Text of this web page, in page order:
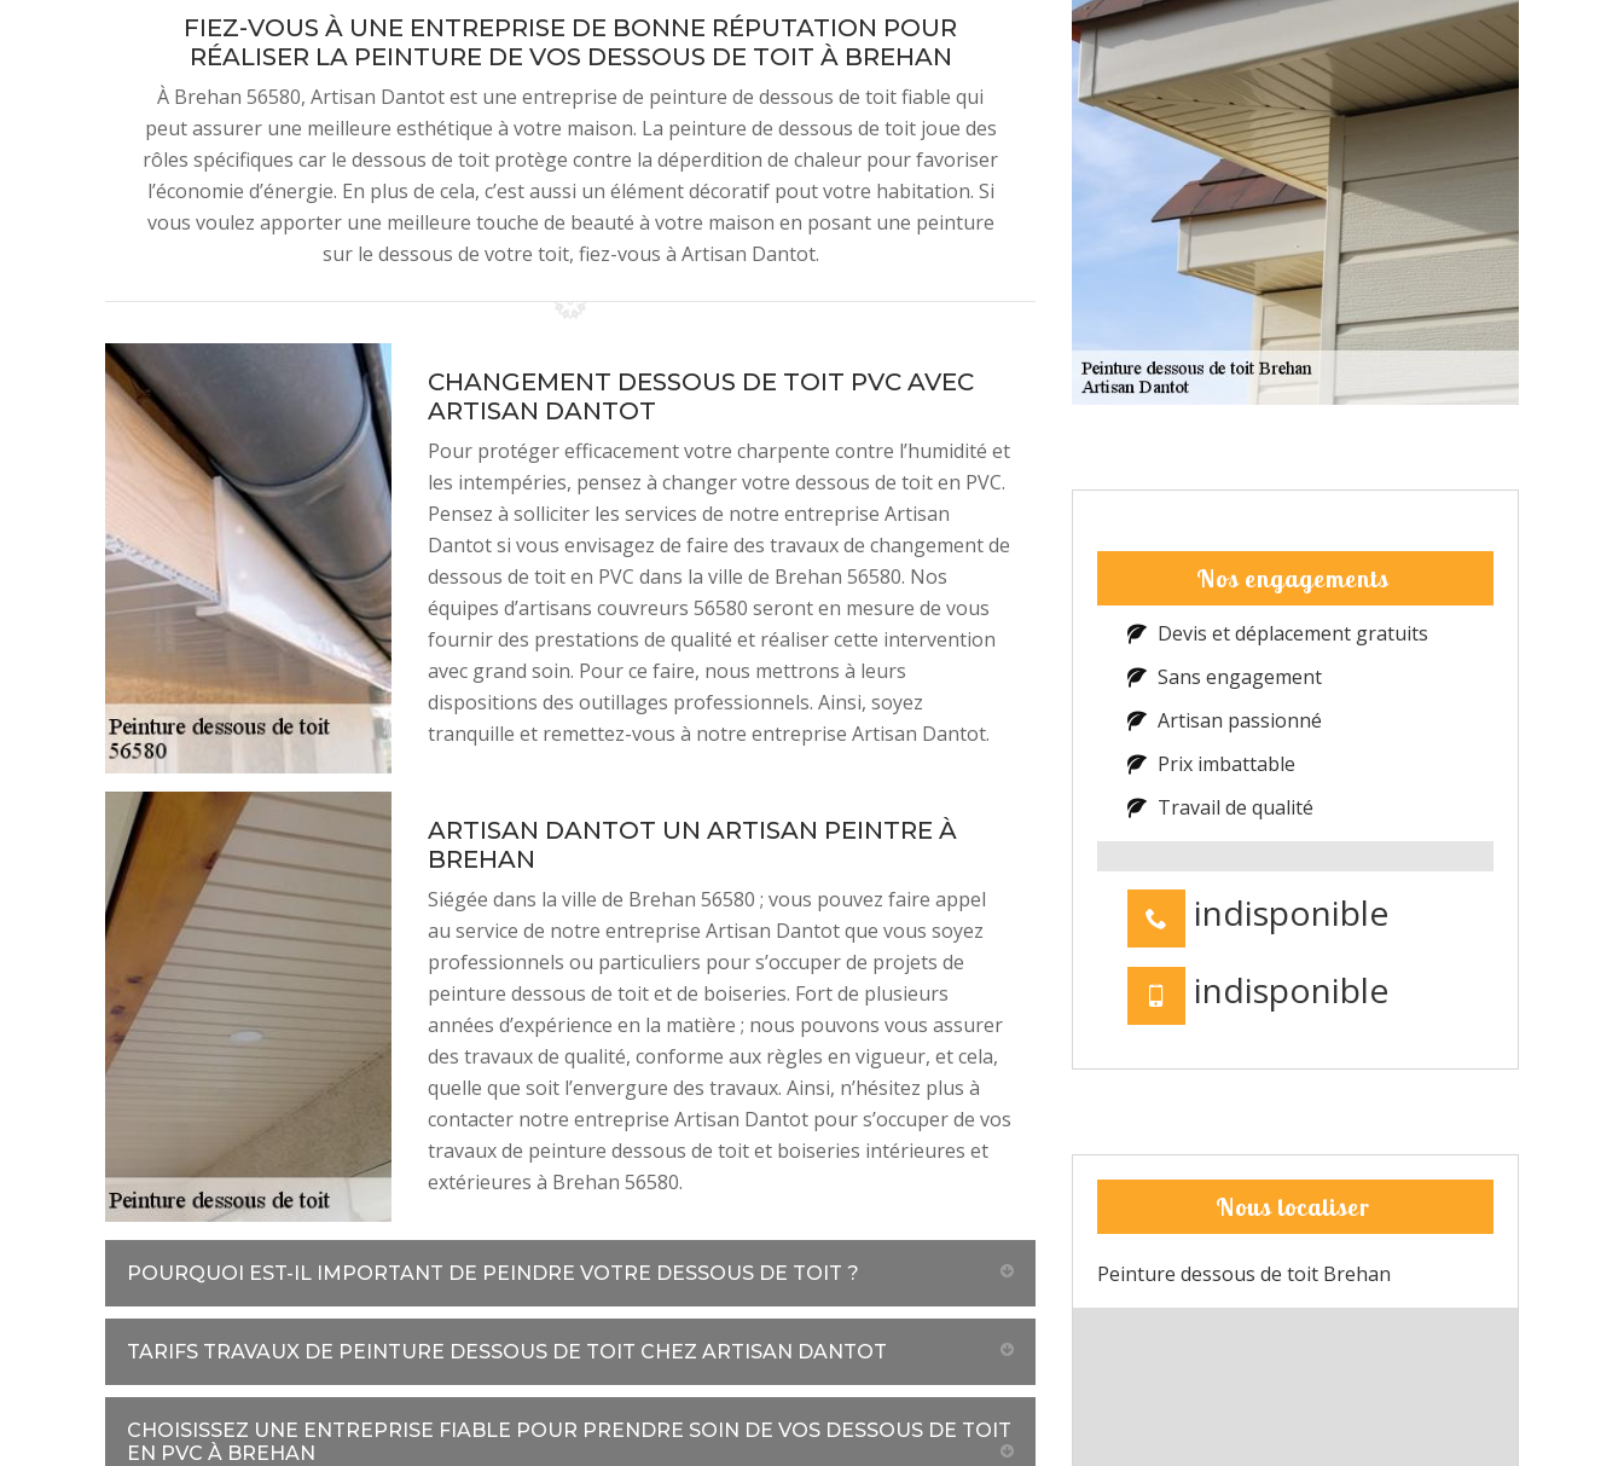
FIEZ-VOUS À UNE ENTREPRISE DE BONNE RÉPUTATION POUR
RÉALISER LA PEINTURE DE VOS DESSOUS DE TOIT À BREHAN
À Brehan 56580, Artisan Dantot est une entreprise de peinture de dessous de toit fiable qui
peut assurer une meilleure esthétique à votre maison. La peinture de dessous de toit joue des
rôles spécifiques car le dessous de toit protège contre la déperdition de chaleur pour favoriser
l’économie d’énergie. En plus de cela, c’est aussi un élément décoratif pout votre habitation. Si
vous voulez apporter une meilleure touche de beauté à votre maison en posant une peinture
sur le dessous de votre toit, fiez-vous à Artisan Dantot.
CHANGEMENT DESSOUS DE TOIT PVC AVEC
ARTISAN DANTOT
Pour protéger efficacement votre charpente contre l’humidité et
les intempéries, pensez à changer votre dessous de toit en PVC.
Pensez à solliciter les services de notre entreprise Artisan
Dantot si vous envisagez de faire des travaux de changement de
dessous de toit en PVC dans la ville de Brehan 56580. Nos
équipes d’artisans couvreurs 56580 seront en mesure de vous
fournir des prestations de qualité et réaliser cette intervention
avec grand soin. Pour ce faire, nous mettrons à leurs
dispositions des outillages professionnels. Ainsi, soyez
tranquille et remettez-vous à notre entreprise Artisan Dantot.
ARTISAN DANTOT UN ARTISAN PEINTRE À
BREHAN
Siégée dans la ville de Brehan 56580 ; vous pouvez faire appel
au service de notre entreprise Artisan Dantot que vous soyez
professionnels ou particuliers pour s’occuper de projets de
peinture dessous de toit et de boiseries. Fort de plusieurs
années d’expérience en la matière ; nous pouvons vous assurer
des travaux de qualité, conforme aux règles en vigueur, et cela,
quelle que soit l’envergure des travaux. Ainsi, n’hésitez plus à
contacter notre entreprise Artisan Dantot pour s’occuper de vos
travaux de peinture dessous de toit et boiseries intérieures et
extérieures à Brehan 56580.
POURQUOI EST-IL IMPORTANT DE PEINDRE VOTRE DESSOUS DE TOIT ?
TARIFS TRAVAUX DE PEINTURE DESSOUS DE TOIT CHEZ ARTISAN DANTOT
CHOISISSEZ UNE ENTREPRISE FIABLE POUR PRENDRE SOIN DE VOS DESSOUS DE TOIT
EN PVC À BREHAN
Nos engagements
Devis et déplacement gratuits
Sans engagement
Artisan passionné
Prix imbattable
Travail de qualité
indisponible
indisponible
Nous localiser
Peinture dessous de toit Brehan